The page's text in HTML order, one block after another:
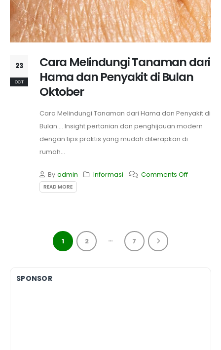
23
OCT
Cara Melindungi Tanaman dari
Hama dan Penyakit di Bulan
Oktober
Cara Melindungi Tanaman dari Hama dan Penyakit di
Bulan.... Insight pertanian dan penghijauan modern
dengan tips praktis yang mudah diterapkan di
rumah...
By admin Informasi Comments Off
READ MORE
1 2 … 7
SPONSOR